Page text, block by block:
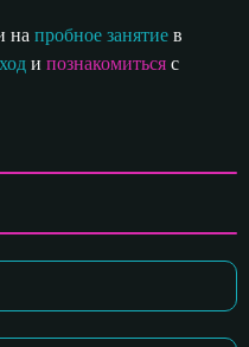
на пробное занятие в
и познакомиться с